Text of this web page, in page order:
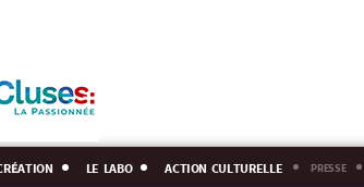
le labo action culturelle presse